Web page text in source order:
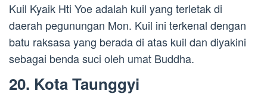
Kuil Kyaik Hti Yoe adalah kuil yang terletak di
daerah pegunungan Mon. Kuil ini terkenal dengan
batu raksasa yang berada di atas kuil dan diyakini
sebagai benda suci oleh umat Buddha.
20. Kota Taunggyi